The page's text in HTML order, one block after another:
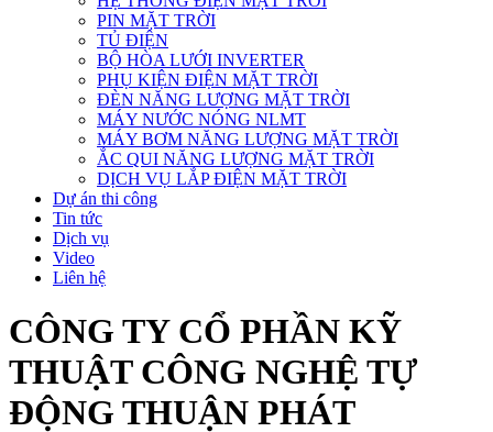
PIN MẶT TRỜI
TỦ ĐIỆN
BỘ HÒA LƯỚI INVERTER
PHỤ KIỆN ĐIỆN MẶT TRỜI
ĐÈN NĂNG LƯỢNG MẶT TRỜI
MÁY NƯỚC NÓNG NLMT
MÁY BƠM NĂNG LƯỢNG MẶT TRỜI
ẮC QUI NĂNG LƯỢNG MẶT TRỜI
DỊCH VỤ LẮP ĐIỆN MẶT TRỜI
Dự án thi công
Tin tức
Dịch vụ
Video
Liên hệ
CÔNG TY CỔ PHẦN KỸ
THUẬT CÔNG NGHỆ TỰ
ĐỘNG THUẬN PHÁT